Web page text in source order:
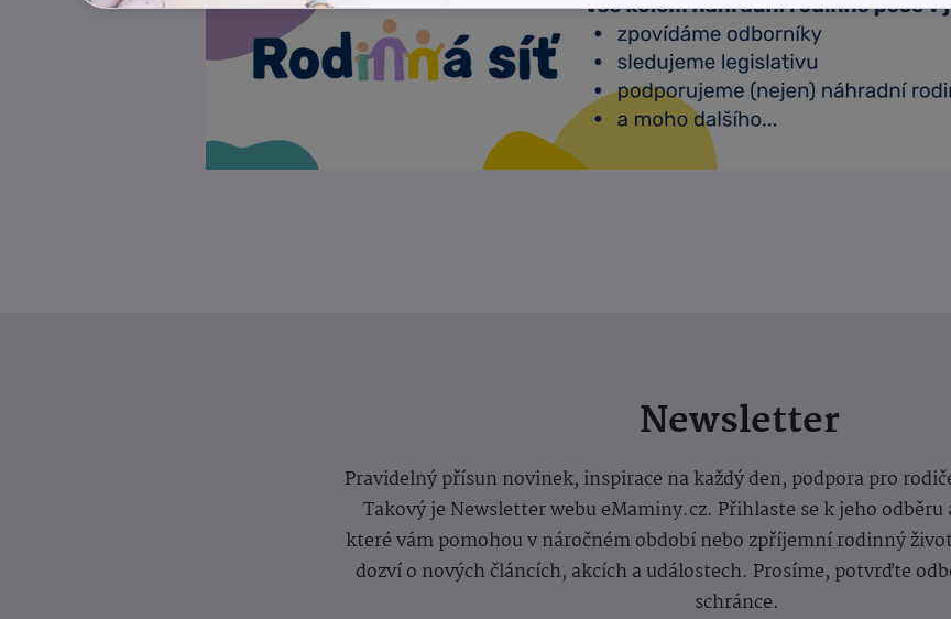
Newsletter
Pravidelný přísun novinek, inspirace na každý den, podpora pro
Takový je Newsletter webu eMaminy.cz. Přihlaste se k jeho
které vám pomohou v náročném období nebo zpříjemní rodinný
dozví o nových článcích, akcích a událostech. Prosíme, potvrďte
schránce.